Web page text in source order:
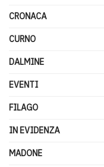
CRONACA
CURNO
DALMINE
EVENTI
FILAGO
IN EVIDENZA
MADONE